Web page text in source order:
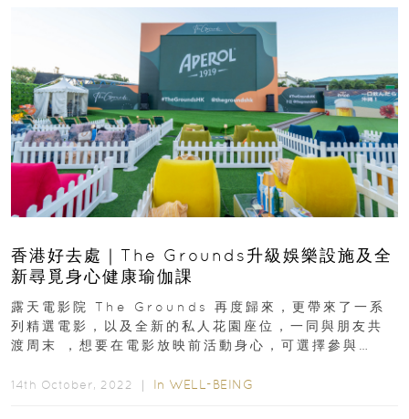
香港好去處｜The Grounds升級娛樂設施及全
新尋覓身心健康瑜伽課
露天電影院 The Grounds 再度歸來，更帶來了一系
列精選電影，以及全新的私人花園座位，一同與朋友共
渡周末 ，想要在電影放映前活動身心，可選擇參與
14th October, 2022 ｜ In WELL-BEING